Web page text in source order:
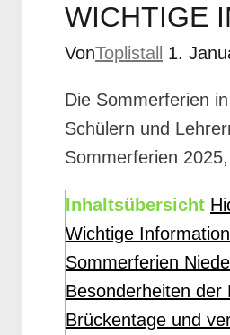
WICHTIGE
VonToplistall 1.
Die Sommerferien
Schülern und
Sommerferien
Inhaltsübersicht
Wichtige
Sommerferien
Besonderheiten der
Brückentage und